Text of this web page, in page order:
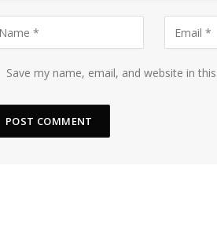
Save my name, email, and website in